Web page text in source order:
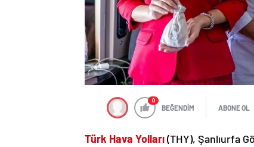
0
BEĞENDİM ABONE OL
Türk Hava Yolları(THY), Şanlıurfa